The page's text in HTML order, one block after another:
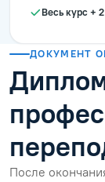
Весь курс +
ДОКУМЕНТ
После